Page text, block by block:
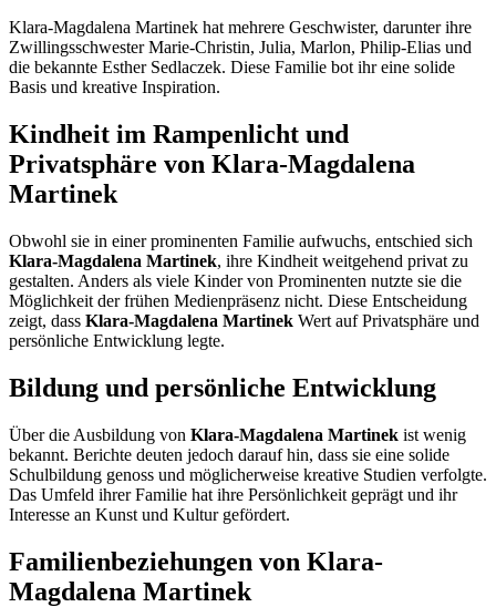
Klara-Magdalena Martinek hat mehrere Geschwister, darunter ihre
Zwillingsschwester Marie-Christin, Julia, Marlon, Philip-Elias und
die bekannte Esther Sedlaczek. Diese Familie bot ihr eine solide
Basis und kreative Inspiration.
Kindheit im Rampenlicht und
Privatsphäre von Klara-Magdalena
Martinek
Obwohl sie in einer prominenten Familie aufwuchs, entschied sich
Klara-Magdalena Martinek, ihre Kindheit weitgehend privat zu
gestalten. Anders als viele Kinder von Prominenten nutzte sie die
Möglichkeit der frühen Medienpräsenz nicht. Diese Entscheidung
zeigt, dass Klara-Magdalena Martinek Wert auf Privatsphäre und
persönliche Entwicklung legte.
Bildung und persönliche Entwicklung
Über die Ausbildung von Klara-Magdalena Martinek ist wenig
bekannt. Berichte deuten jedoch darauf hin, dass sie eine solide
Schulbildung genoss und möglicherweise kreative Studien verfolgte.
Das Umfeld ihrer Familie hat ihre Persönlichkeit geprägt und ihr
Interesse an Kunst und Kultur gefördert.
Familienbeziehungen von Klara-
Magdalena Martinek